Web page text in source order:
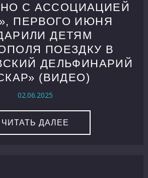
С АССОЦИАЦИЕЙ
ПЕРВОГО ИЮНЯ
ДЕТЯМ
ПОЕЗДКУ В
ДЕЛЬФИНАРИЙ
(ВИДЕО)
02.06.2025
ЧИТАТЬ ДАЛЕЕ